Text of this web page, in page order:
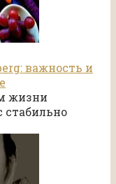
важность и
жизни
стабильно